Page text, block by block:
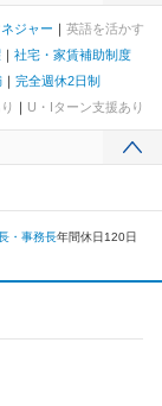
ジャー
英語を活かす
社宅・家賃補助制度
完全週休2日制
U・Iターン支援あり
・事務長年間休日120日